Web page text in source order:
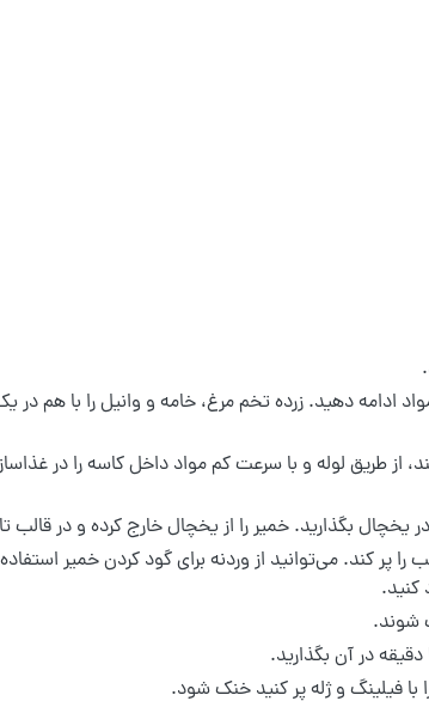
ادامه دهید. زرده تخم مرغ، خامه و وانیل را با هم در
لوله و با سرعت کم مواد داخل کاسه را در غذاساز
بگذارید. خمیر را از یخچال خارج کرده و در قالب
پر کند. می‌توانید از وردنه برای گود کردن خمیر
کنید.
با فیلینگ و ژله پر کنید خنک شود.